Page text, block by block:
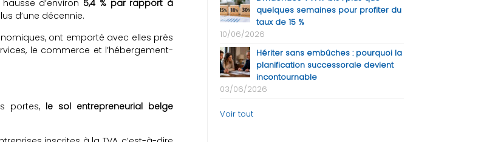
d’environ 5,4 % par rapport à
d’une décennie.
ont emporté avec elles près
le commerce et l’hébergement-
portes, le sol entrepreneurial belge
quelques semaines pour profiter du
taux de 15 %
10/06/2026
Hériter sans embûches : pourquoi la
planification successorale devient
incontournable
03/06/2026
Voir tout